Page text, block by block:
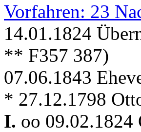
Vorfahren: 23
14.01.1824
** F357 387)
07.06.1843
* 27.12.1798
I. oo 09.02.1824